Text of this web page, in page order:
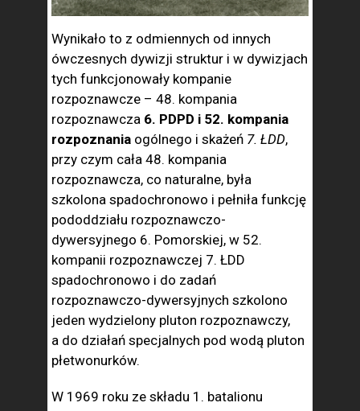
Wynikało to z odmiennych od innych
ówczesnych dywizji struktur i w dywizjach
tych funkcjonowały kompanie
rozpoznawcze – 48. kompania
rozpoznawcza 6. PDPD i 52. kompania
rozpoznania ogólnego i skażeń 7. ŁDD,
przy czym cała 48. kompania
rozpoznawcza, co naturalne, była
szkolona spadochronowo i pełniła funkcję
pododdziału rozpoznawczo-
dywersyjnego 6. Pomorskiej, w 52.
kompanii rozpoznawczej 7. ŁDD
spadochronowo i do zadań
rozpoznawczo-dywersyjnych szkolono
jeden wydzielony pluton rozpoznawczy,
a do działań specjalnych pod wodą pluton
płetwonurków.
W 1969 roku ze składu 1. batalionu